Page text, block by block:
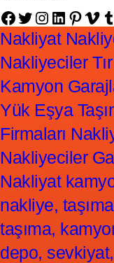
Facebook Twitter Instagram LinkedIn Pinterest Vimeo Tumblr
Nakliyat
Nakliyeciler
Kamyon
Yük Eşya
Firmaları
Nakliyeciler
Nakliyat
nakliye,
taşıma,
depo,